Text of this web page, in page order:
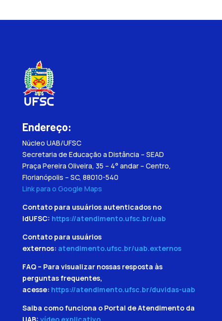
Endereço:
Núcleo UAB/UFSC
Secretaria de Educação a Distância – SEAD
Praça Pereira Oliveira, 35 – 4° andar – Centro,
Florianópolis – SC, 88010-540
Link para o Google Maps
Contato para usuários autenticados no
IdUFSC: https://atendimento.ufsc.br/uab
Contato para usuários
externos: atendimento.ufsc.br/uab.externos
FAQ – Para visualizar nossas resposta às
perguntas frequentes,
acesse: https://atendimento.ufsc.br/duvidas-uab
Saiba como funciona o Portal de Atendimento da
UAB: vídeo explicativo.